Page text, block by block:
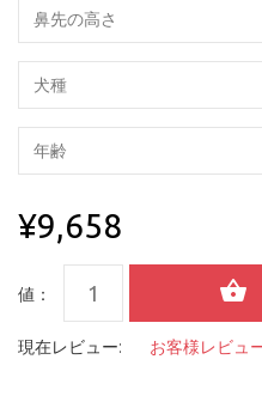
¥9,658
値：
現在レビュー: お客様レビュ